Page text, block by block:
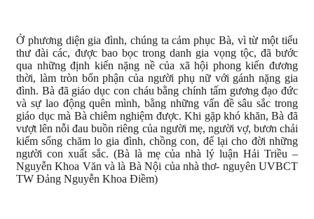
Ở phương diện gia đình, chúng ta cảm phục Bà, vì từ một tiểu
thư đài các, được bao bọc trong danh gia vọng tộc, đã bước
qua những định kiến nặng nề của xã hội phong kiến đương
thời, làm tròn bổn phận của người phụ nữ với gánh nặng gia
đình. Bà đã giáo dục con cháu bằng chính tấm gương đạo đức
và sự lao động quên mình, bằng những vấn đề sâu sắc trong
giáo dục mà Bà chiêm nghiệm được. Khi gặp khó khăn, Bà đã
vượt lên nỗi đau buồn riêng của người mẹ, người vợ, bươn chải
kiếm sống chăm lo gia đình, chồng con, để lại cho đời những
người con xuất sắc. (Bà là mẹ của nhà lý luận Hải Triều –
Nguyễn Khoa Văn và là Bà Nội của nhà thơ- nguyên UVBCT
TW Đảng Nguyễn Khoa Điềm)